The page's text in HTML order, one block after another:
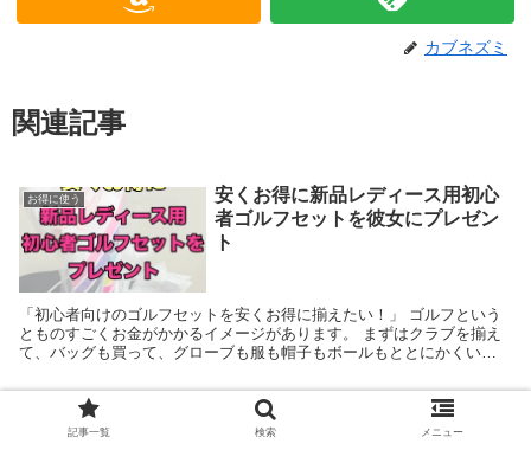
カブネズミ
関連記事
お得に使う
安くお得に新品レディース用初心
者ゴルフセットを彼女にプレゼン
ト
「初心者向けのゴルフセットを安くお得に揃えたい！」 ゴルフという
とものすごくお金がかかるイメージがあります。 まずはクラブを揃え
て、バッグも買って、グローブも服も帽子もボールもととにかくいろ
【悲報】イオンシネマ持ち込み禁
記事一覧 検索 メニュー